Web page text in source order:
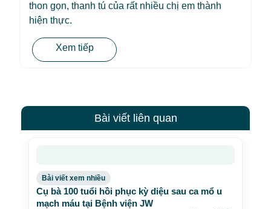
thon gọn, thanh tú của rất nhiều chị em thành
hiện thực.
Xem tiếp
Bài viết liên quan
Bài viết xem nhiều
Cụ bà 100 tuổi hồi phục kỳ diệu sau ca mổ u
mạch máu tại Bệnh viện JW